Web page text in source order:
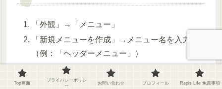
「外観」→「メニュー」
「新規メニューを作成」→メニュー名を入力
（例：「ヘッダーメニュー」）
左側の「固定ページ」からお問い合わせページ
を選択
Top画面
プライバシーポリシ
ー
お問い合わせ プロフィール Rapis Life 免責事項